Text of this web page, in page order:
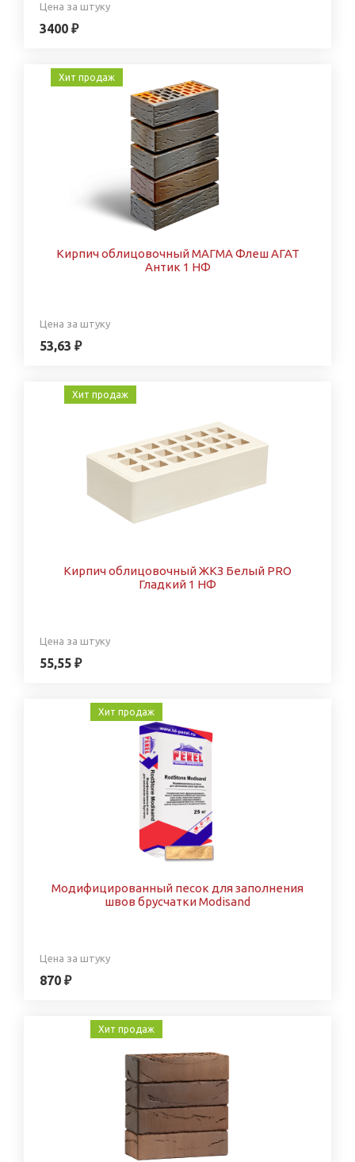
Цена за штуку
3400 ₽
Хит продаж
Кирпич облицовочный МАГМА Флеш АГАТ
Антик 1 НФ
Цена за штуку
53,63 ₽
Хит продаж
Кирпич облицовочный ЖКЗ Белый PRO
Гладкий 1 НФ
Цена за штуку
55,55 ₽
Хит продаж
Модифицированный песок для заполнения
швов брусчатки Modisand
Цена за штуку
870 ₽
Хит продаж